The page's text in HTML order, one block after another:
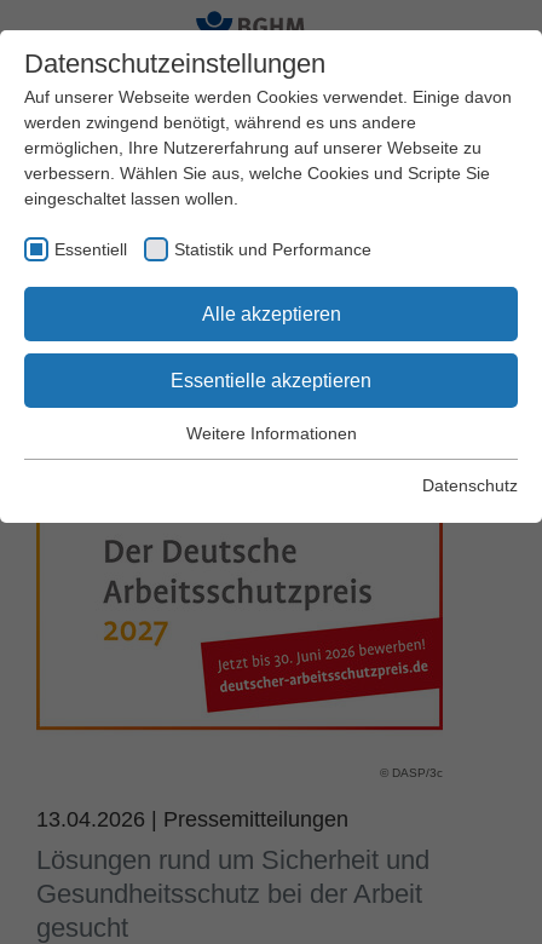
Startseite BGHM Presseservice Pressearchiv
Jetzt bewerben für den
Deutschen
Arbeitsschutzpreis
2027!
© DASP/3c
13.04.2026 Pressemitteilungen
Lösungen rund um Sicherheit und
Gesundheitsschutz bei der Arbeit
gesucht
Datenschutzeinstellungen
Auf unserer Webseite werden Cookies verwendet. Einige davon
werden zwingend benötigt, während es uns andere
ermöglichen, Ihre Nutzererfahrung auf unserer Webseite zu
verbessern. Wählen Sie aus, welche Cookies und Scripte Sie
eingeschaltet lassen wollen.
Essentiell Statistik und Performance
Alle akzeptieren
Essentielle akzeptieren
Essentielle Cookies werden für grundlegende Funktionen der
Webseite einwandfrei funktioniert.
fe_typo_user
Anbieter TYPO3
Session
Dieses Cookie ist ein Standard-Session-
mithilfe derer der eingeloggte User
geschützten Bereichen zu gewähren.
Cookie-Informationen
Statistik und Performance
Weitere Informationen
Datenschutz